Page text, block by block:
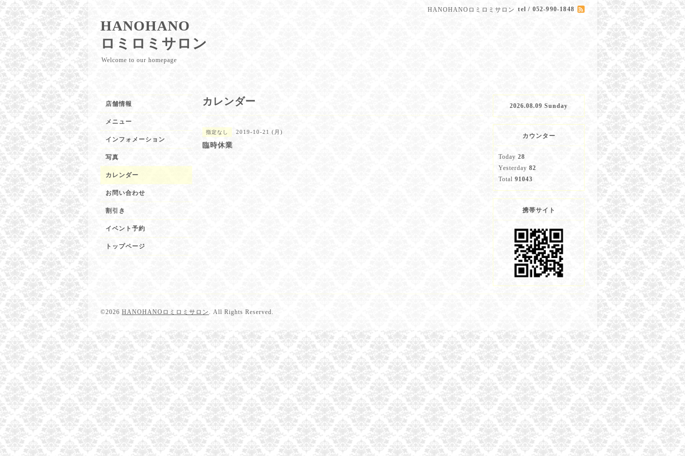
HANOHANOロミロミサロン tel / 052-990-1848
HANOHANO
ロミロミサロン
Welcome to our homepage
カレンダー
指定なし 2019-10-21 (月)
臨時休業
店舗情報
メニュー
インフォメーション
写真
カレンダー
お問い合わせ
割引き
イベント予約
トップページ
2026.08.09 Sunday
カウンター
Today 28
Yesterday 82
Total 91043
携帯サイト
©2026 HANOHANOロミロミサロン . All Rights Reserved.